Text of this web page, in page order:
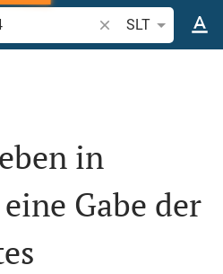
Bibelstelle oder
SLT
in
Gabe der